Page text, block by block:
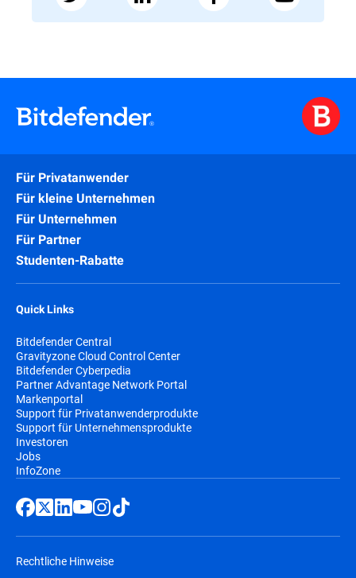
Für Privatanwender
Für kleine Unternehmen
Für Unternehmen
Für Partner
Studenten-Rabatte
Quick Links
Bitdefender Central
Gravityzone Cloud Control Center
Bitdefender Cyberpedia
Partner Advantage Network Portal
Markenportal
Support für Privatanwenderprodukte
Support für Unternehmensprodukte
Investoren
Jobs
InfoZone
Rechtliche Hinweise